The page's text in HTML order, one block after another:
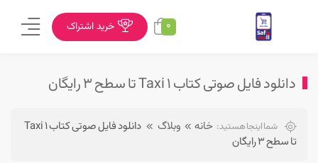
0 خرید اشتراک
دانلود فایل صوتی کتاب Taxi 1 تا سطح ۳ رایگان
شما اینجا هستید: خانه وبلاگ
دانلود فایل صوتی کتاب Taxi 1
تا سطح ۳ رایگان